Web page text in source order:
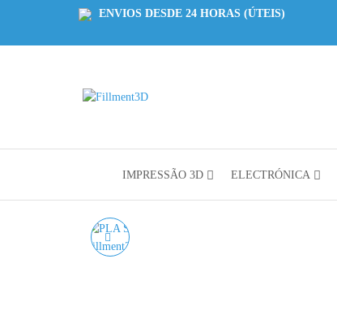
ENVIOS DESDE 24 HORAS (ÚTEIS)
3D
IMPRESSÃO 3D ELECTRÓNICA